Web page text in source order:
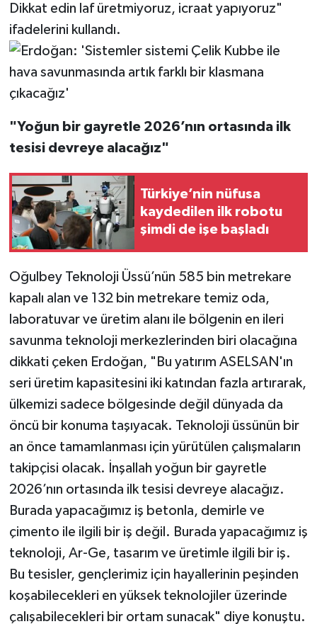
Dikkat edin laf üretmiyoruz, icraat yapıyoruz"
ifadelerini kullandı.
"Yoğun bir gayretle 2026’nın ortasında ilk
tesisi devreye alacağız"
Türkiye’nin nüfusa
kaydedilen ilk robotu
şimdi de işe başladı
Oğulbey Teknoloji Üssü’nün 585 bin metrekare
kapalı alan ve 132 bin metrekare temiz oda,
laboratuvar ve üretim alanı ile bölgenin en ileri
savunma teknoloji merkezlerinden biri olacağına
dikkati çeken Erdoğan, "Bu yatırım ASELSAN'ın
seri üretim kapasitesini iki katından fazla artırarak,
ülkemizi sadece bölgesinde değil dünyada da
öncü bir konuma taşıyacak. Teknoloji üssünün bir
an önce tamamlanması için yürütülen çalışmaların
takipçisi olacak. İnşallah yoğun bir gayretle
2026’nın ortasında ilk tesisi devreye alacağız.
Burada yapacağımız iş betonla, demirle ve
çimento ile ilgili bir iş değil. Burada yapacağımız iş
teknoloji, Ar-Ge, tasarım ve üretimle ilgili bir iş.
Bu tesisler, gençlerimiz için hayallerinin peşinden
koşabilecekleri en yüksek teknolojiler üzerinde
çalışabilecekleri bir ortam sunacak" diye konuştu.